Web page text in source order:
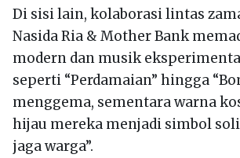
Di sisi lain, kolaborasi lintas
Nasida Ria & Mother Bank
modern dan musik
seperti “Perdamaian” hingga
menggema, sementara warna
hijau mereka menjadi simbol
jaga warga”.